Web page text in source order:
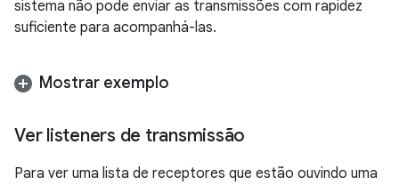
sistema não pode enviar as transmissões com rapidez
suficiente para acompanhá-las.
Mostrar exemplo
Ver listeners de transmissão
Para ver uma lista de receptores que estão ouvindo uma